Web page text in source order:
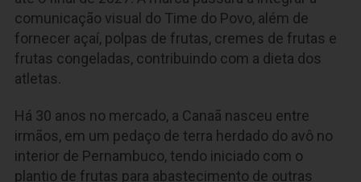
comunicação visual do Time do Povo, além de
fornecer açaí, polpas de frutas, cremes de frutas e
frutas congeladas, contribuindo com a dieta dos
atletas.
Há 30 anos no mercado, a Canaã nasceu entre
irmãos, em um pedaço de terra herdado do avô no
interior de Pernambuco, tendo iniciado com o
plantio de frutas para abastecimento de outras